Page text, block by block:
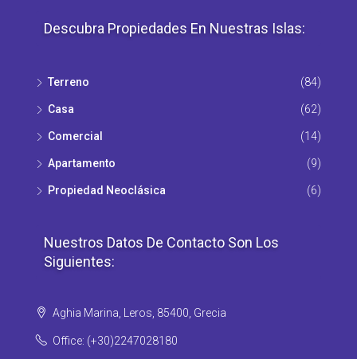
Descubra Propiedades En Nuestras Islas:
Terreno (84)
Casa (62)
Comercial (14)
Apartamento (9)
Propiedad Νeoclásica (6)
Nuestros Datos De Contacto Son Los
Siguientes:
Aghia Marina, Leros, 85400, Grecia
Office: (+30)2247028180